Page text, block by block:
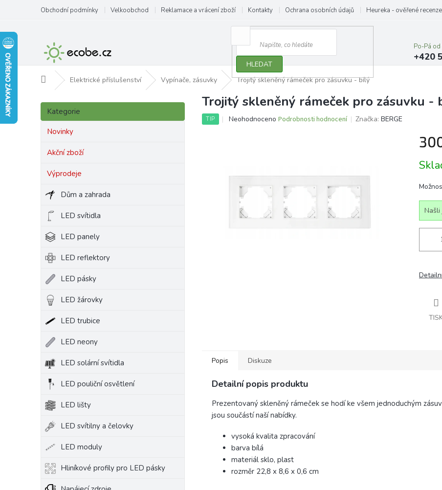
obsah
Obchodní podmínky Velkoobchod Reklamace a vrácení zboží Kontakty Ochrana osobních údajů Heureka - ověřené recenze
HLEDAT
Po-Pá
+420
Domů Elektrické příslušenství Vypínače, zásuvky Trojitý skleněný rámeček pro zásuvku - bílý
P
s
p
Přeskočit
kategorie
Kategorie
Novinky
Akční zboží
Výprodeje
Dům a zahrada
LED svítidla
LED panely
LED reflektory
LED pásky
LED žárovky
LED trubice
LED neony
LED solární svítidla
LED pouliční osvětlení
LED lišty
LED svítilny a čelovky
LED moduly
Hliníkové profily pro LED pásky
Trojitý skleněný rámeček pro zásuvku -
TIP
Průměrné
5
Neohodnoceno Podrobnosti hodnocení Značka: BERGE
cena:
Našli
Popis Diskuze
Detailní popis produktu
Prezentovaný skleněný rámeček se hodí ke všem jednoduchým
jsou součástí naší nabídky.
vysoká kvalita zpracování
barva bílá
materiál sklo, plast
rozměr 22,8 x 8,6 x 0,6 cm